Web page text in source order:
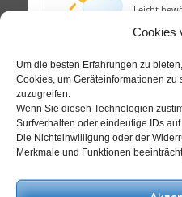
Cookies
Um die besten Erfahrungen zu
Cookies, um Geräteinformationen
zuzugreifen.
Wenn Sie diesen Technologien
Surfverhalten oder eindeutige IDs
Die Nichteinwilligung oder der
Merkmale und Funktionen
Leicht
Leicht bewölkt
Di,
Leicht
Suche